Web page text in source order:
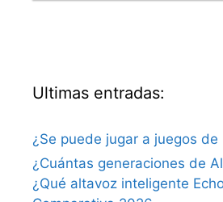
Ultimas entradas:
¿Se puede jugar a juegos de
¿Cuántas generaciones de
¿Qué altavoz inteligente